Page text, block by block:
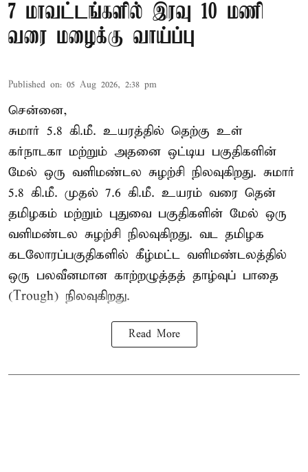
7 மாவட்டங்களில் இரவு 10 மணி
வரை மழைக்கு வாய்ப்பு
Published on: 05 Aug 2026, 2:38 pm
சென்னை,
சுமார் 5.8 கி.மீ. உயரத்தில் தெற்கு உள்
கர்நாடகா மற்றும் அதனை ஒட்டிய பகுதிகளின்
மேல் ஒரு வளிமண்டல சுழற்சி நிலவுகிறது. சுமார்
5.8 கி.மீ. முதல் 7.6 கி.மீ. உயரம் வரை தென்
தமிழகம் மற்றும் புதுவை பகுதிகளின் மேல் ஒரு
வளிமண்டல சுழற்சி நிலவுகிறது. வட தமிழக
கடலோரப்பகுதிகளில் கீழ்மட்ட வளிமண்டலத்தில்
ஒரு பலவீனமான காற்றழுத்தத் தாழ்வுப் பாதை
(Trough) நிலவுகிறது.
Read More